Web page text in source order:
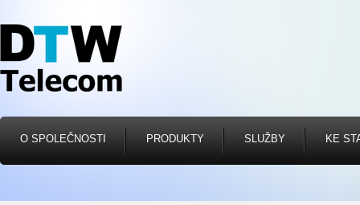
O SPOLEČNOSTI PRODUKTY SLUŽBY KE